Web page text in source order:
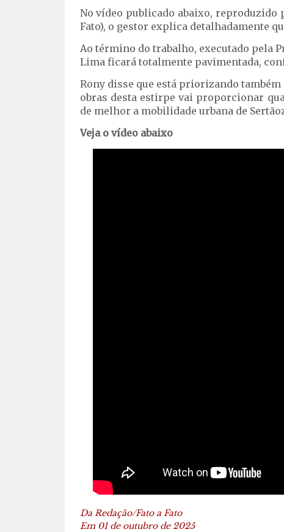
No vídeo publicado abaixo, reproduzido
Fato), o gestor explica detalhadamente
Ao término do trabalho, executado pela
Lima ficará totalmente pavimentada,
Rony disse que está priorizando
obras desta estirpe vai proporcionar
de melhor a mobilidade urbana de
Veja o vídeo abaixo
Da Redação/Fato a Fato
Em 01 de outubro de 2025